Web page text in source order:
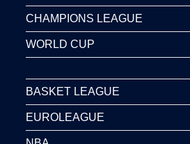
CHAMPIONS LEAGUE
WORLD CUP
BASKET LEAGUE
EUROLEAGUE